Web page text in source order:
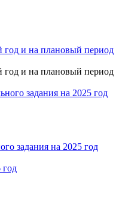
год и на плановый период
год и на плановый период
задания на 2025 год